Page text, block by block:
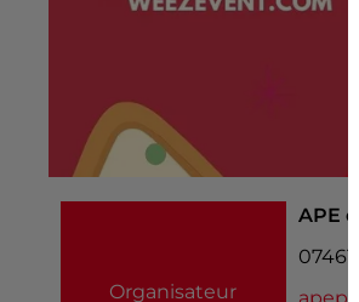
Organisateur
APE